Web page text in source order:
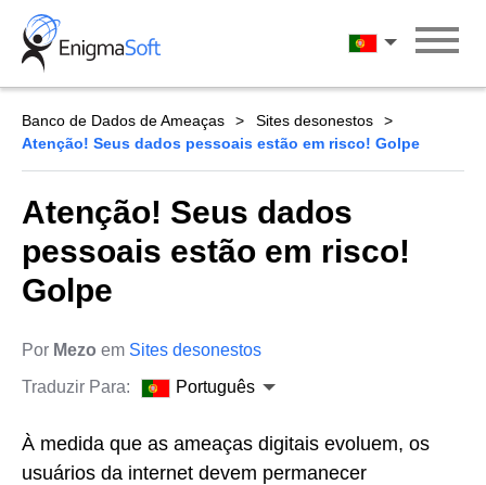
Skip
content
Português
Banco de Dados de Ameaças
Sites desonestos
Atenção! Seus dados pessoais estão em risco! Golpe
Atenção! Seus dados
pessoais estão em risco!
Golpe
Por Mezo em Sites desonestos
Traduzir Para:
Português
À medida que as ameaças digitais evoluem, os
usuários da internet devem permanecer